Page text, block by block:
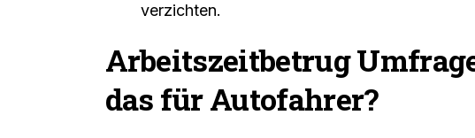
verzichten.
Arbeitszeitbetrug
das für Autofahrer?